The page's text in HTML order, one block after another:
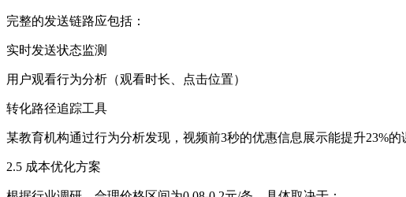
完整的发送链路应包括：
实时发送状态监测
用户观看行为分析（观看时长、点击位置）
转化路径追踪工具
某教育机构通过行为分析发现，视频前3秒的优惠信息展示能提升23%的
2.5 成本优化方案